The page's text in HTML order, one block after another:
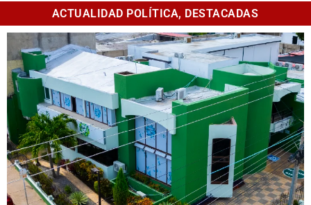
ACTUALIDAD POLÍTICA, DESTACADAS